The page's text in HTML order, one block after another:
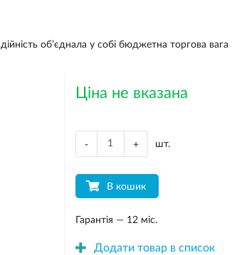
об’єднала у собі бюджетна торгова вага
Ціна не вказана
- + шт.
В кошик
Гарантія — 12 міс.
Додати товар в список